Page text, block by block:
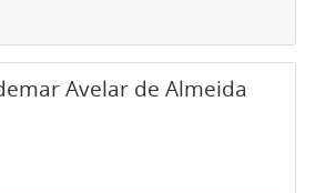
Avelar de Almeida